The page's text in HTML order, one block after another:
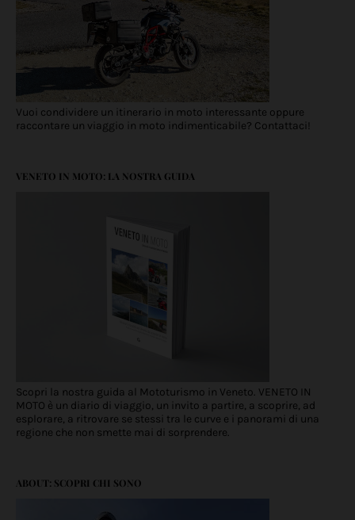
Vuoi condividere un itinerario in moto interessante oppure
raccontare un viaggio in moto indimenticabile? Contattaci!
VENETO IN MOTO: LA NOSTRA GUIDA
Scopri la nostra guida al Mototurismo in Veneto. VENETO IN
MOTO è un diario di viaggio, un invito a partire, a scoprire, ad
esplorare, a ritrovare se stessi tra le curve e i panorami di una
regione che non smette mai di sorprendere.
ABOUT: SCOPRI CHI SONO